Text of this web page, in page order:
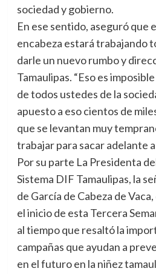
sociedad y gobierno.
En ese sentido, aseguró que
encabeza estará trabajando
darle un nuevo rumbo y
Tamaulipas. “Eso es
de todos ustedes de la
apuesto a eso cientos de
que se levantan muy
trabajar para sacar adelante a
Por su parte La Presidenta
Sistema DIF Tamaulipas, la
de García de Cabeza de
el inicio de esta Tercera
al tiempo que resaltó la
campañas que ayudan a
en el futuro en la niñez